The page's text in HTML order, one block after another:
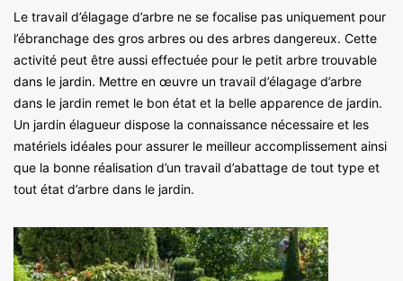
Le travail d’élagage d’arbre ne se focalise pas uniquement pour
l’ébranchage des gros arbres ou des arbres dangereux. Cette
activité peut être aussi effectuée pour le petit arbre trouvable
dans le jardin. Mettre en œuvre un travail d’élagage d’arbre
dans le jardin remet le bon état et la belle apparence de jardin.
Un jardin élagueur dispose la connaissance nécessaire et les
matériels idéales pour assurer le meilleur accomplissement ainsi
que la bonne réalisation d’un travail d’abattage de tout type et
tout état d’arbre dans le jardin.